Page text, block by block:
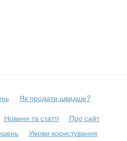
Як продати швидше?
Новини та статті
Про сайт
Умови користування